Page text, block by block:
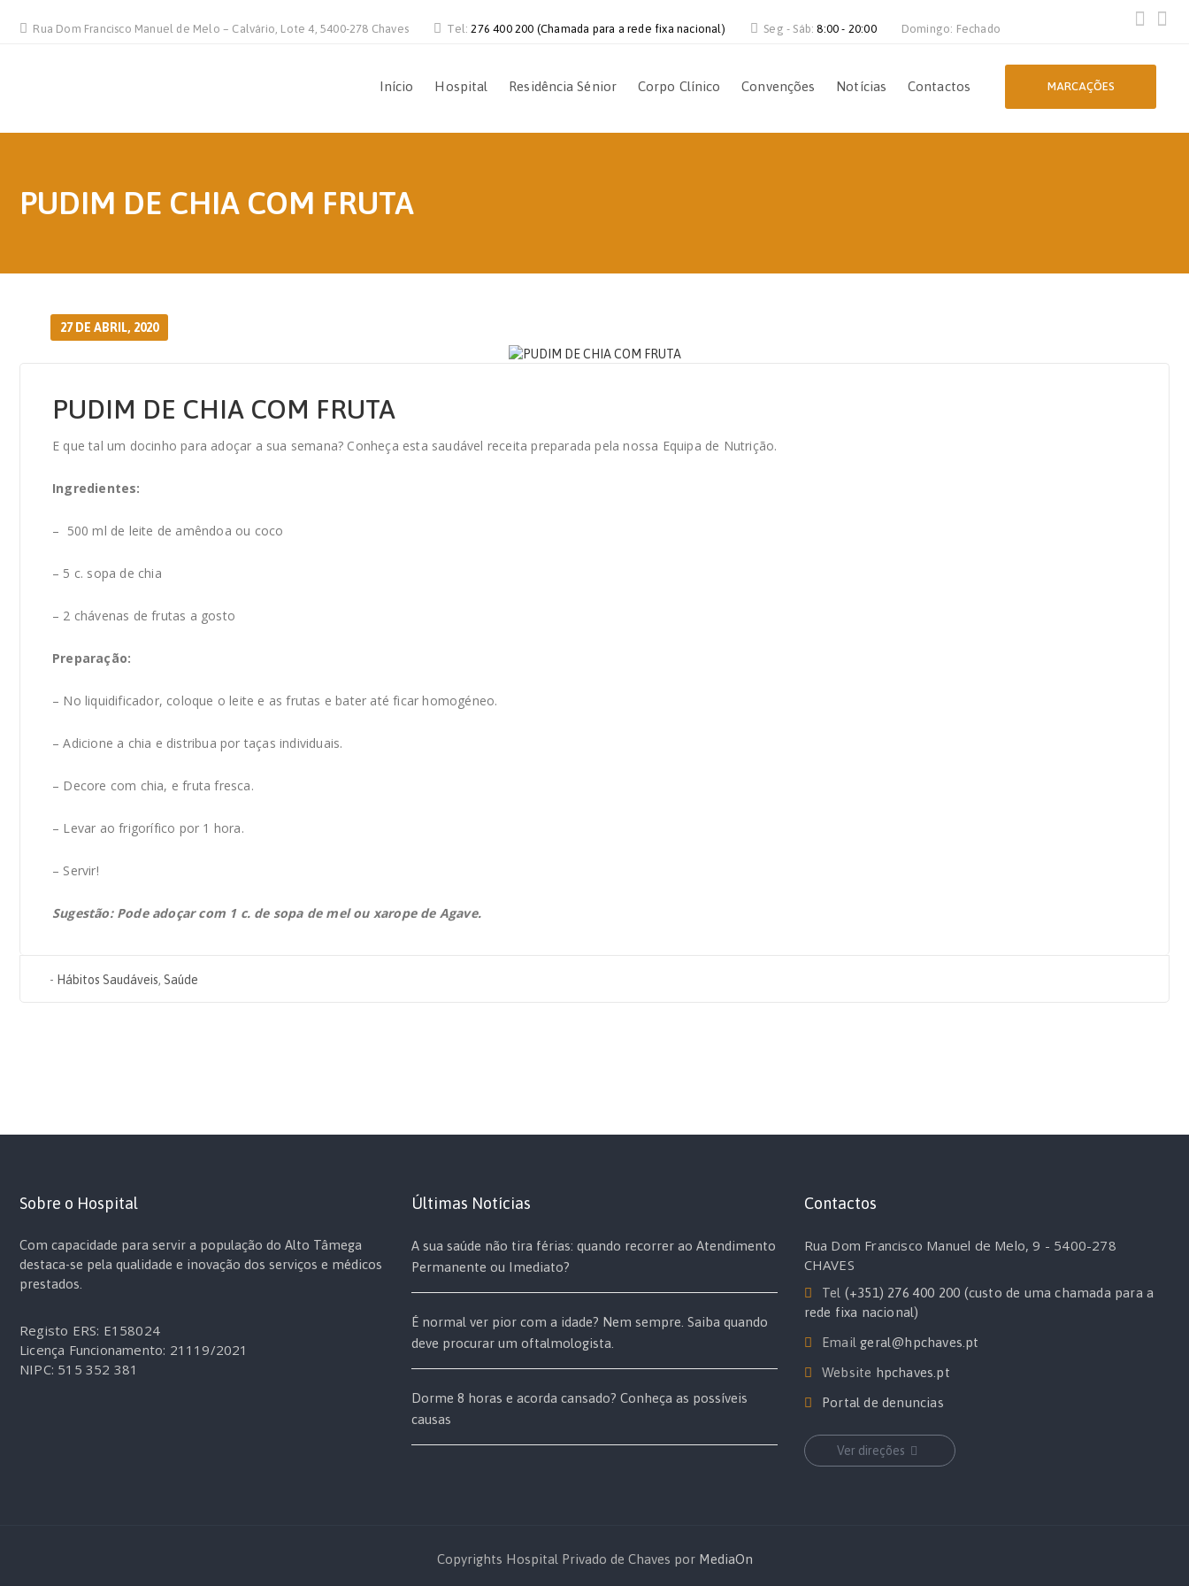
Rua Dom Francisco Manuel de Melo – Calvário, Lote 4, 5400-278 Chaves Tel:276 400 200 (Chamada para a rede fixa nacional) Seg - Sáb:8:00 - 20:00 Domingo: Fechado
Início Hospital Residência Sénior Corpo Clínico Convenções Notícias Contactos MARCAÇÕES
PUDIM DE CHIA COM FRUTA
27 DE ABRIL, 2020
PUDIM DE CHIA COM FRUTA
E que tal um docinho para adoçar a sua semana? Conheça esta saudável receita preparada pela nossa Equipa de Nutrição.
Ingredientes:
– 500 ml de leite de amêndoa ou coco
– 5 c. sopa de chia
– 2 chávenas de frutas a gosto
Preparação:
– No liquidificador, coloque o leite e as frutas e bater até ficar homogéneo.
– Adicione a chia e distribua por taças individuais.
– Decore com chia, e fruta fresca.
– Levar ao frigorífico por 1 hora.
– Servir!
Sugestão: Pode adoçar com 1 c. de sopa de mel ou xarope de Agave.
- Hábitos Saudáveis, Saúde
Sobre o Hospital
Com capacidade para servir a população do Alto Tâmega
destaca-se pela qualidade e inovação dos serviços e médicos
prestados.
Registo ERS: E158024
Licença Funcionamento: 21119/2021
NIPC: 515 352 381
Últimas Notícias
A sua saúde não tira férias: quando recorrer ao Atendimento
Permanente ou Imediato?
É normal ver pior com a idade? Nem sempre. Saiba quando
deve procurar um oftalmologista.
Dorme 8 horas e acorda cansado? Conheça as possíveis
causas
Contactos
Rua Dom Francisco Manuel de Melo, 9 - 5400-278
CHAVES
Tel (+351) 276 400 200 (custo de uma chamada para a
rede fixa nacional)
Emailgeral@hpchaves.pt
Website hpchaves.pt
Portal de denuncias
Ver direções
Copyrights Hospital Privado de Chaves por MediaOn